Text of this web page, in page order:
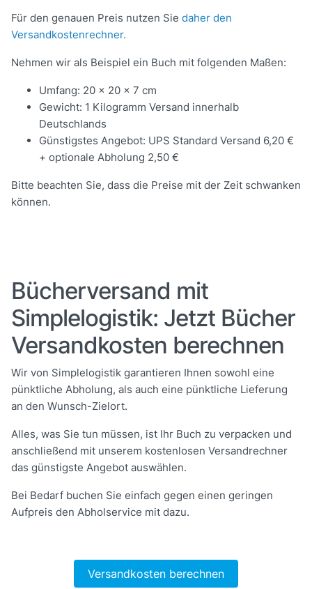
Für den genauen Preis nutzen Sie daher den
Versandkostenrechner.
Nehmen wir als Beispiel ein Buch mit folgenden Maßen:
Umfang: 20 x 20 x 7 cm
Gewicht: 1 Kilogramm Versand innerhalb
Deutschlands
Günstigstes Angebot: UPS Standard Versand 6,20 €
+ optionale Abholung 2,50 €
Bitte beachten Sie, dass die Preise mit der Zeit schwanken
können.
Bücherversand mit
Simplelogistik: Jetzt Bücher
Versandkosten berechnen
Wir von Simplelogistik garantieren Ihnen sowohl eine
pünktliche Abholung, als auch eine pünktliche Lieferung
an den Wunsch-Zielort.
Alles, was Sie tun müssen, ist Ihr Buch zu verpacken und
anschließend mit unserem kostenlosen Versandrechner
das günstigste Angebot auswählen.
Bei Bedarf buchen Sie einfach gegen einen geringen
Aufpreis den Abholservice mit dazu.
Versandkosten berechnen